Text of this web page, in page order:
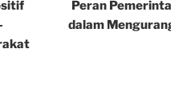
Peran
dalam